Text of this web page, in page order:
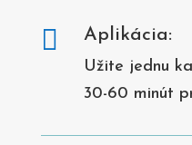
 Aplikácia:
Užite jednu
30-60 minút